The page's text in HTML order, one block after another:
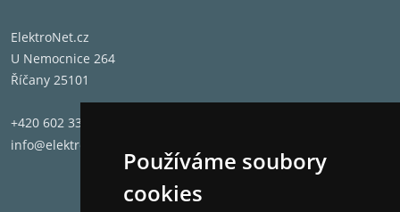
Používáme soubory
cookies
ElektroNet.cz
U Nemocnice 264
Říčany 25101
+420 602 331 662
info@elektronet.cz